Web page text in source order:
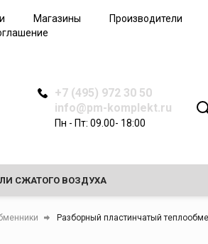
Магазины Производители
+7 (495) 972 30 50
info@pm-komplekt.ru
Пн - Пт: 09.00- 18:00
Дополнительные
принадлежности для
пескоструйного
СЖАТОГО ВОЗДУХА
ТЕПЛООБМЕННИКИ
Разборный пластинчатый